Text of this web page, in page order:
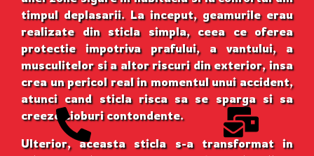
timpul deplasarii. La inceput, geamurile erau
realizate din sticla simpla, ceea ce oferea
protectie impotriva prafului, a vantului, a
musculitelor si a altor riscuri din exterior, insa
crea un pericol real in momentul unui accident,
atunci cand sticla risca sa se sparga si sa
creeze cioburi contondente.
Ulterior, aceasta sticla s-a transformat in